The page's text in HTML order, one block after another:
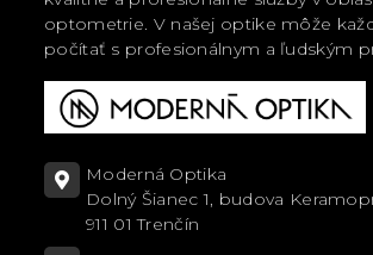
optometrie. V našej optike môže
počítať s profesionálnym a ľudským
Moderná Optika
Dolný Šianec 1, budova
911 01 Trenčín